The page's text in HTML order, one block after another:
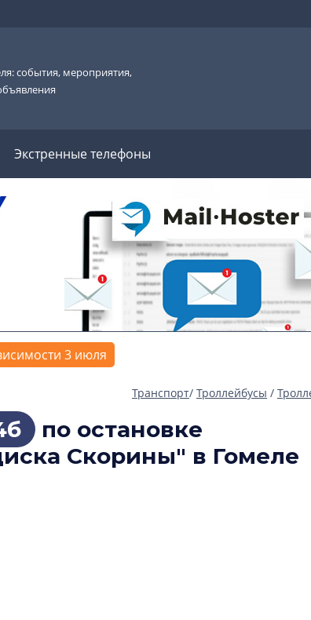
события, мероприятия,
Экстренные телефоны
3 июля
Транспорт/ Троллейбусы /
по остановке
Скорины" в Гомеле